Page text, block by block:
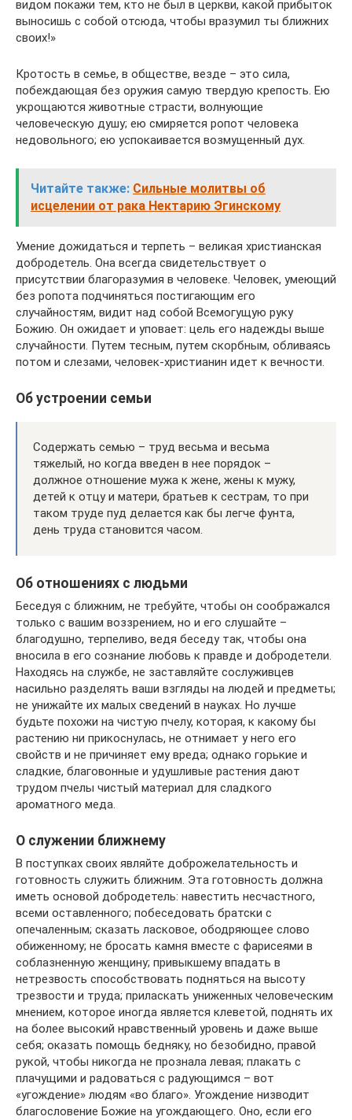
видом покажи тем, кто не был в церкви, какой прибыток
выносишь с собой отсюда, чтобы вразумил ты ближних
своих!»
Кротость в семье, в обществе, везде – это сила,
побеждающая без оружия самую твердую крепость. Ею
укрощаются животные страсти, волнующие
человеческую душу; ею смиряется ропот человека
недовольного; ею успокаивается возмущенный дух.
Читайте также: Сильные молитвы об
исцелении от рака Нектарию Эгинскому
Умение дожидаться и терпеть – великая христианская
добродетель. Она всегда свидетельствует о
присутствии благоразумия в человеке. Человек, умеющий
без ропота подчиняться постигающим его
случайностям, видит над собой Всемогущую руку
Божию. Он ожидает и уповает: цель его надежды выше
случайности. Путем тесным, путем скорбным, обливаясь
потом и слезами, человек-христианин идет к вечности.
Об устроении семьи
Содержать семью – труд весьма и весьма
тяжелый, но когда введен в нее порядок –
должное отношение мужа к жене, жены к мужу,
детей к отцу и матери, братьев к сестрам, то при
таком труде пуд делается как бы легче фунта,
день труда становится часом.
Об отношениях с людьми
Беседуя с ближним, не требуйте, чтобы он соображался
только с вашим воззрением, но и его слушайте –
благодушно, терпеливо, ведя беседу так, чтобы она
вносила в его сознание любовь к правде и добродетели.
Находясь на службе, не заставляйте сослуживцев
насильно разделять ваши взгляды на людей и предметы;
не унижайте их малых сведений в науках. Но лучше
будьте похожи на чистую пчелу, которая, к какому бы
растению ни прикоснулась, не отнимает у него его
свойств и не причиняет ему вреда; однако горькие и
сладкие, благовонные и удушливые растения дают
трудом пчелы чистый материал для сладкого
ароматного меда.
О служении ближнему
В поступках своих являйте доброжелательность и
готовность служить ближним. Эта готовность должна
иметь основой добродетель: навестить несчастного,
всеми оставленного; побеседовать братски с
опечаленным; сказать ласковое, ободряющее слово
обиженному; не бросать камня вместе с фарисеями в
соблазненную женщину; привыкшему впадать в
нетрезвость способствовать подняться на высоту
трезвости и труда; приласкать униженных человеческим
мнением, которое иногда является клеветой, поднять их
на более высокий нравственный уровень и даже выше
себя; оказать помощь бедняку, но безобидно, правой
рукой, чтобы никогда не прознала левая; плакать с
плачущими и радоваться с радующимся – вот
«угождение» людям «во благо». Угождение низводит
благословение Божие на угождающего. Оно, если его